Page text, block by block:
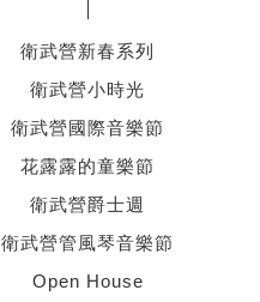
衛武營新春系列
衛武營小時光
衛武營國際音樂節
花露露的童樂節
衛武營爵士週
衛武營管風琴音樂節
Open House